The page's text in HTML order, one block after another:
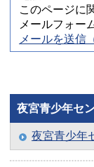
このページに
メールフォー
メールを送信
夜宮青少年セ
夜宮青少年